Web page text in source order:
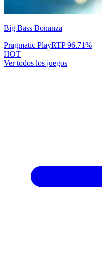
Big Bass Bonanza
Pragmatic PlayRTP96.71%
HOT
Ver todos los juegos